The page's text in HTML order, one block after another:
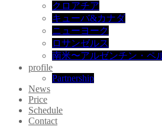
クロアチア
キューバ&カナダ
ニューヨーク
ロサンゼルス
南米〜アルゼンチン・ペ
profile
Partnership
News
Price
Schedule
Contact